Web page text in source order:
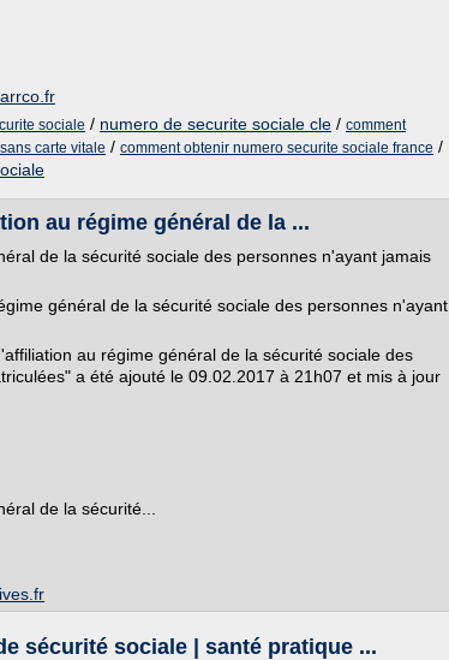
sociale / numero de securite sociale cle / comment
carte vitale / comment obtenir numero securite sociale france /
au régime général de la ...
de la sécurité sociale des personnes n'ayant jamais
général de la sécurité sociale des personnes n'ayant
au régime général de la sécurité sociale des
a été ajouté le 09.02.2017 à 21h07 et mis à jour
de la sécurité...
sécurité sociale | santé pratique ...